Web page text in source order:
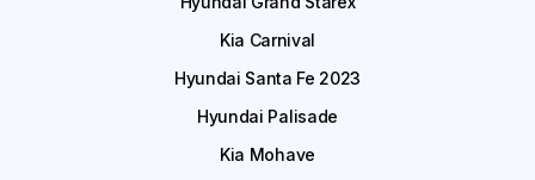
Kia Carnival
Hyundai Santa Fe 2023
Hyundai Palisade
Kia Mohave